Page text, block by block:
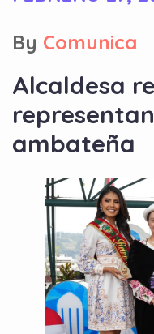
By Comunica
Alcaldesa
ambateña